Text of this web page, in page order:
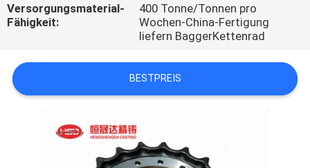
TRETEN
MIT
UNS
VERBINDUNG
Versorgungsmaterial-
Fähigkeit:
400 Tonne/Tonnen pro
Wochen-China-Fertigung
liefern BaggerKettenrad
BESTPREIS